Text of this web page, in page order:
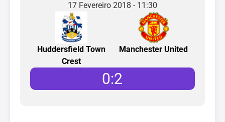
17 Fevereiro 2018 - 11:30
Huddersfield Town
Crest
Manchester United
0:2